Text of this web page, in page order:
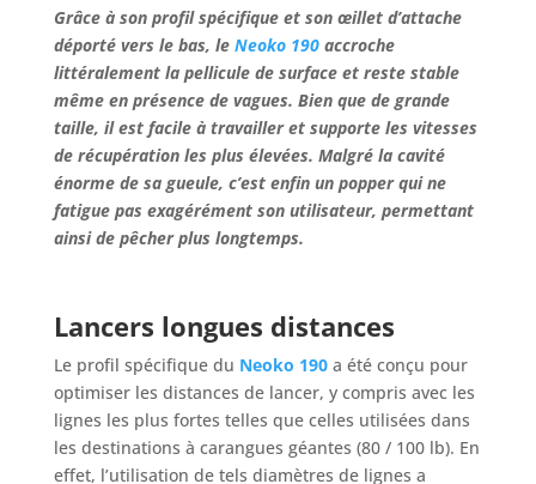
Grâce à son profil spécifique et son œillet d’attache
déporté vers le bas, le Neoko 190 accroche
littéralement la pellicule de surface et reste stable
même en présence de vagues. Bien que de grande
taille, il est facile à travailler et supporte les vitesses
de récupération les plus élevées. Malgré la cavité
énorme de sa gueule, c’est enfin un popper qui ne
fatigue pas exagérément son utilisateur, permettant
ainsi de pêcher plus longtemps.
Lancers longues distances
Le profil spécifique du Neoko 190 a été conçu pour
optimiser les distances de lancer, y compris avec les
lignes les plus fortes telles que celles utilisées dans
les destinations à carangues géantes (80 / 100 lb). En
effet, l’utilisation de tels diamètres de lignes a